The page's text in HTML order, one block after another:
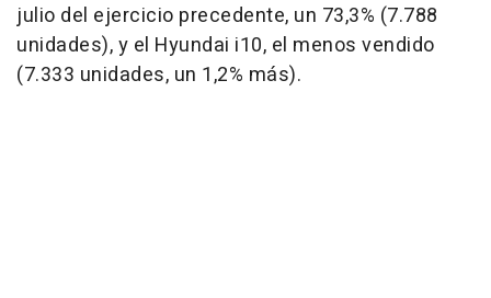
julio del ejercicio precedente, un 73,3% (7.788
unidades), y el Hyundai i10, el menos vendido
(7.333 unidades, un 1,2% más).